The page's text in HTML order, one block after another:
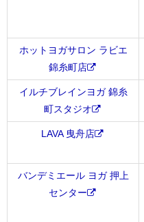
ホットヨガサロン ラビエ
錦糸町店
イルチブレインヨガ 錦糸
町スタジオ
LAVA 曳舟店
バンデミエール ヨガ 押上
センター